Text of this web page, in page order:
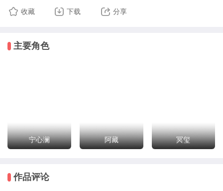
隐藏在这一系列事件背后的真正操纵者也在此时现
✱第三系列故事《冥界往事录》正式上线，正在持续更
✱原创作品，禁止一切抄袭、改编行为；如若发现，维
权到底✱
收藏 下载 分享
主要角色
宁心澜 阿藏 冥玺
作品评论